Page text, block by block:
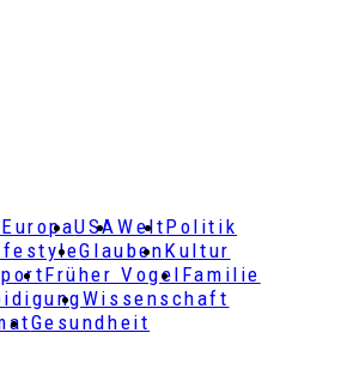
EuropaUSAWeltPolitik
GlaubenKultur
Früher Vogel Familie
Wissenschaft
Gesundheit